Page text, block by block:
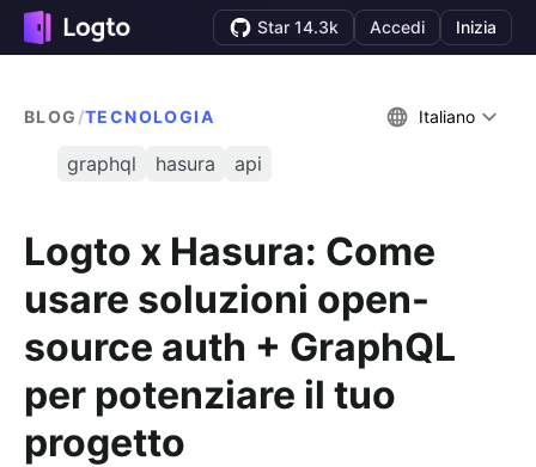
Star 14.3k Accedi Inizia
BLOG /TECNOLOGIA Italiano
graphql hasura api
Logto x Hasura: Come
usare soluzioni open-
source auth + GraphQL
per potenziare il tuo
progetto